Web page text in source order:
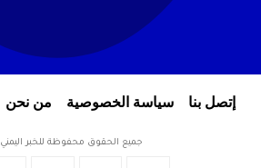
إتصل بنا سياسة الخصوصية من نحن
جميع الحقوق محفوظة للخبر اليمني 2025م